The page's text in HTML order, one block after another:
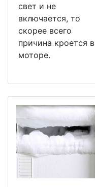
свет и не
включается, то
скорее всего
причина кроется в
моторе.